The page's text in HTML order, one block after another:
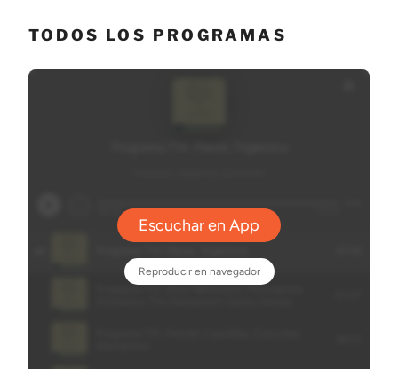
TODOS LOS PROGRAMAS